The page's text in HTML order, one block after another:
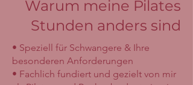
Warum meine Pilates
Stunden anders sind
• Speziell für Schwangere & Ihre
besonderen Anforderungen
• Fachlich fundiert und gezielt von mir